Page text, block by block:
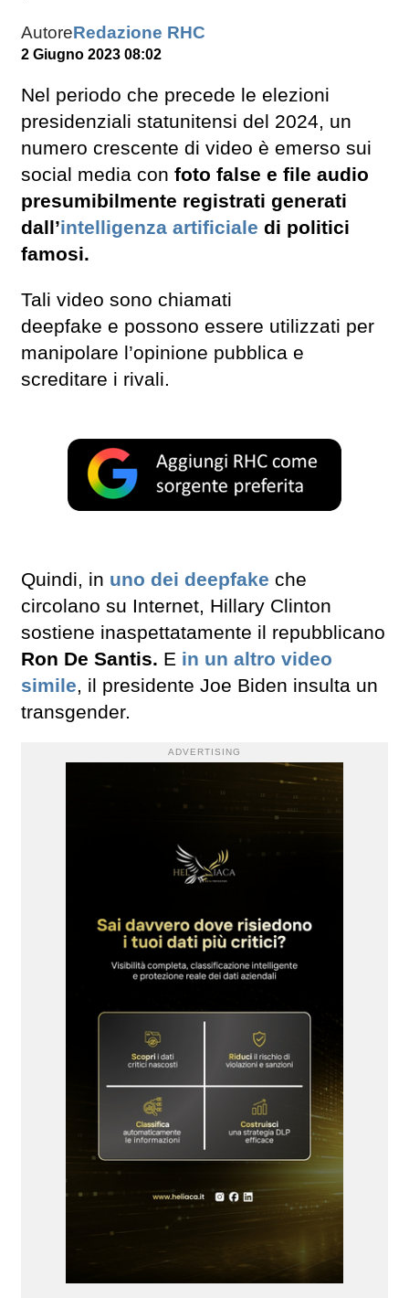
AutoreRedazione RHC
2 Giugno 2023 08:02
Nel periodo che precede le elezioni
presidenziali statunitensi del 2024, un
numero crescente di video è emerso sui
social media con foto false e file audio
presumibilmente registrati generati
dall’intelligenza artificiale di politici
famosi.
Tali video sono chiamati
deepfake e possono essere utilizzati per
manipolare l’opinione pubblica e
screditare i rivali.
Quindi, in uno dei deepfake che
circolano su Internet, Hillary Clinton
sostiene inaspettatamente il repubblicano
Ron De Santis. E in un altro video
simile, il presidente Joe Biden insulta un
transgender.
ADVERTISING